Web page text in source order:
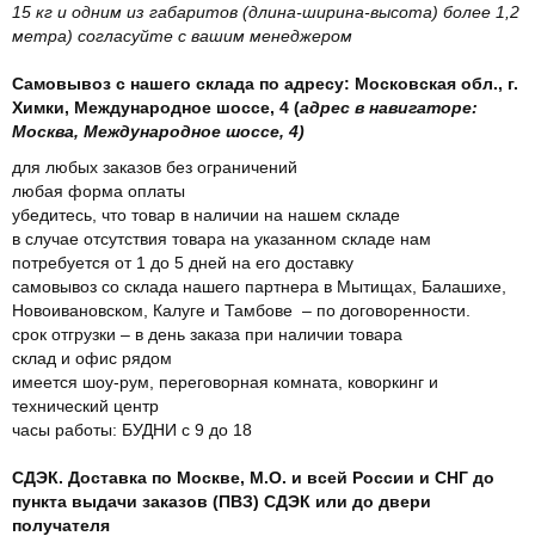
15 кг и одним из габаритов (длина-ширина-высота) более 1,2
метра) согласуйте с вашим менеджером
Самовывоз с нашего склада по адресу: Московская обл., г.
Химки, Международное шоссе, 4 (адрес в навигаторе:
Москва, Международное шоссе, 4)
для любых заказов без ограничений
любая форма оплаты
убедитесь, что товар в наличии на нашем складе
в случае отсутствия товара на указанном складе нам
потребуется от 1 до 5 дней на его доставку
самовывоз со склада нашего партнера в Мытищах, Балашихе,
Новоивановском, Калуге и Тамбове – по договоренности.
срок отгрузки – в день заказа при наличии товара
склад и офис рядом
имеется шоу-рум, переговорная комната, коворкинг и
технический центр
часы работы: БУДНИ с 9 до 18
СДЭК. Доставка по Москве, М.О. и всей России и СНГ до
пункта выдачи заказов (ПВЗ) СДЭК или до двери
получателя